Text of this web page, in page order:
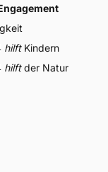
hilftKindern
hilftder Natur